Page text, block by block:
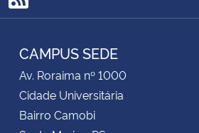
RSS
CAMPUS SEDE
Av. Roraima nº 1000
Cidade Universitária
Bairro Camobi